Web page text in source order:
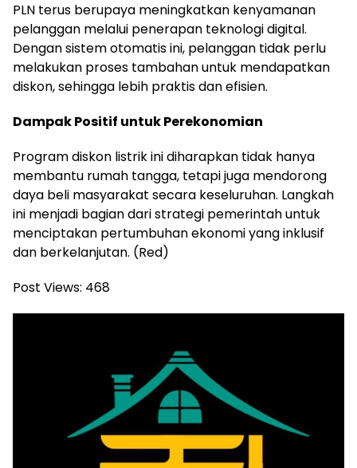
PLN terus berupaya meningkatkan kenyamanan
pelanggan melalui penerapan teknologi digital.
Dengan sistem otomatis ini, pelanggan tidak perlu
melakukan proses tambahan untuk mendapatkan
diskon, sehingga lebih praktis dan efisien.
Dampak Positif untuk Perekonomian
Program diskon listrik ini diharapkan tidak hanya
membantu rumah tangga, tetapi juga mendorong
daya beli masyarakat secara keseluruhan. Langkah
ini menjadi bagian dari strategi pemerintah untuk
menciptakan pertumbuhan ekonomi yang inklusif
dan berkelanjutan. (Red)
Post Views: 468